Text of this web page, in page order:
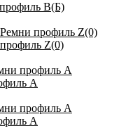
В(Б)
Z(0)
А
А